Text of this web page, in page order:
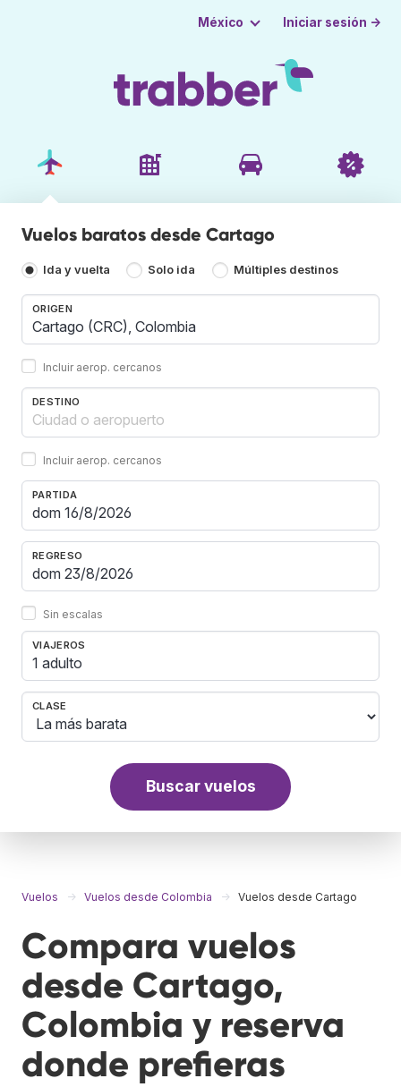
México Iniciar sesión →
Vuelos baratos desde Cartago
Ida y vuelta Solo ida Múltiples destinos
ORIGEN
Incluir aerop. cercanos
DESTINO
Incluir aerop. cercanos
PARTIDA
REGRESO
Sin escalas
VIAJEROS
1 adulto
CLASE
Buscar vuelos
Vuelos Vuelos desde Colombia Vuelos desde Cartago
Compara vuelos
desde Cartago,
Colombia y reserva
donde prefieras